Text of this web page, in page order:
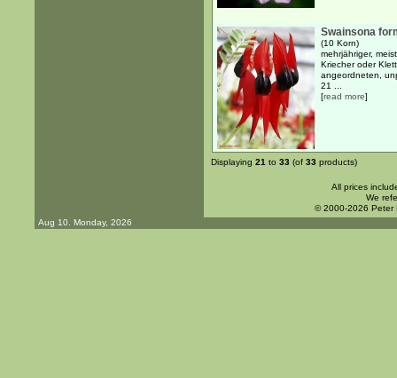
Swainsona
(10 Korn)
mehrjähriger,
Kriecher oder
angeordneten,
21 ...
[read more]
Displaying 21 to 33 (of 33 products)
All prices
We
© 2000-2026 Peter
Aug 10. Monday, 2026